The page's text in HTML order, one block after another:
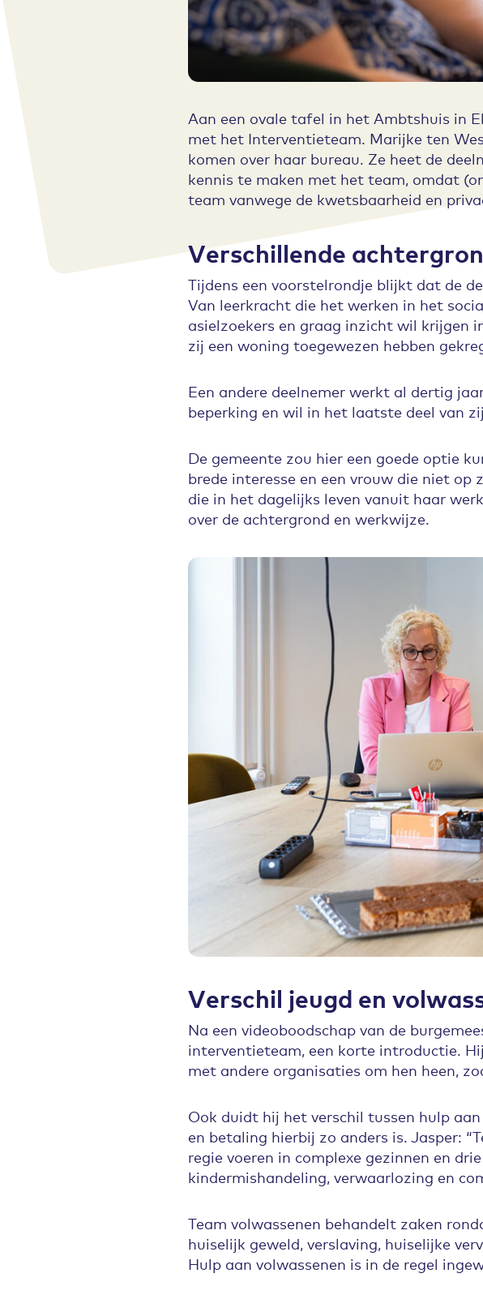
Aan een ovale tafel in het Ambtshuis in
met het Interventieteam. Marijke ten
komen over haar bureau. Ze heet de
kennis te maken met het team, omdat
team vanwege de kwetsbaarheid en
Verschillende
Tijdens een voorstelrondje blijkt dat de
Van leerkracht die het werken in het
asielzoekers en graag inzicht wil krijgen
zij een woning toegewezen hebben
Een andere deelnemer werkt al dertig
beperking en wil in het laatste deel van
De gemeente zou hier een goede optie
brede interesse en een vrouw die niet
die in het dagelijks leven vanuit haar
over de achtergrond en werkwijze.
Verschil jeugd en
Na een videoboodschap van de
interventieteam, een korte introductie.
met andere organisaties om hen heen,
Ook duidt hij het verschil tussen hulp
en betaling hierbij zo anders is. Jasper:
regie voeren in complexe gezinnen en
kindermishandeling, verwaarlozing en
Team volwassenen behandelt zaken
huiselijk geweld, verslaving, huiselijke
Hulp aan volwassenen is in de regel